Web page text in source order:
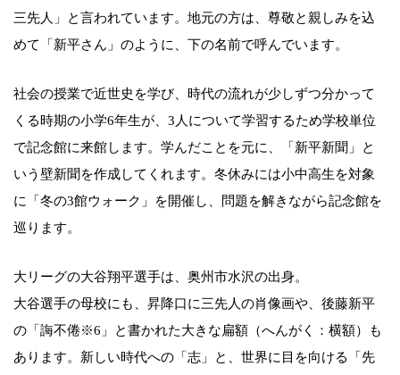
三先人」と言われています。地元の方は、尊敬と親しみを込
めて「新平さん」のように、下の名前で呼んでいます。
社会の授業で近世史を学び、時代の流れが少しずつ分かって
くる時期の小学6年生が、3人について学習するため学校単位
で記念館に来館します。学んだことを元に、「新平新聞」と
いう壁新聞を作成してくれます。冬休みには小中高生を対象
に「冬の3館ウォーク」を開催し、問題を解きながら記念館を
巡ります。
大リーグの大谷翔平選手は、奥州市水沢の出身。
大谷選手の母校にも、昇降口に三先人の肖像画や、後藤新平
の「誨不倦※6」と書かれた大きな扁額（へんがく：横額）も
あります。新しい時代への「志」と、世界に目を向ける「先